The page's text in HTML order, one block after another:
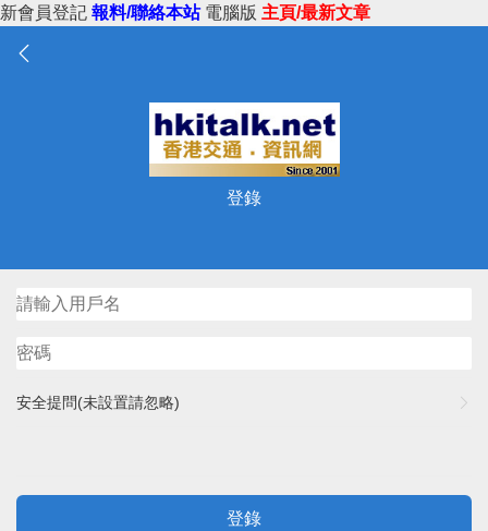
新會員登記 報料/聯絡本站 電腦版 主頁/最新文章
登錄
安全提問(未設置請忽略)
登錄